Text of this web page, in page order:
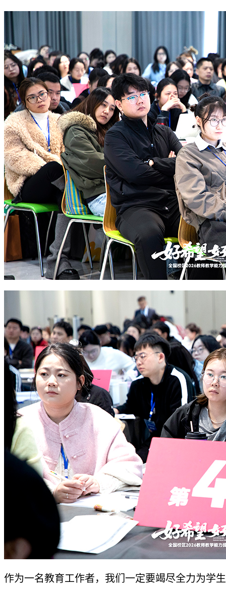
作为一名教育工作者，我们一定要竭尽全力为学